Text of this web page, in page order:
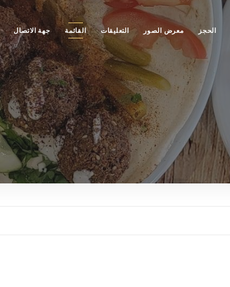
الحجز معرض الصور التعليقات القائمة جهة الاتصال